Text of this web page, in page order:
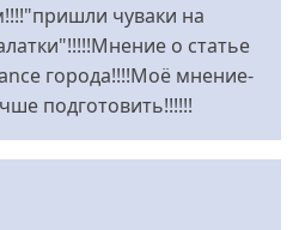
чуваки на
о статье
города!!!!Моё мнение-
подготовить!!!!!!